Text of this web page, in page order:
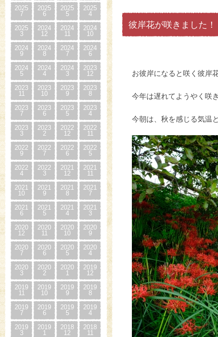
2025
7
2025
6
2025
5
2025
4
2025
3
2024
12
2024
11
2024
10
2024
9
2024
8
2024
7
2024
6
2024
5
2024
4
2024
3
2023
12
2023
11
2023
10
2023
9
2023
8
2023
7
2023
6
2023
5
2023
4
2023
3
2023
2
2022
12
2022
11
2022
9
2022
7
2022
6
2022
5
2022
4
2022
3
2021
12
2021
11
2021
10
2021
9
2021
8
2021
7
2021
6
2021
5
2021
4
2021
3
2020
12
2020
11
2020
10
2020
9
2020
7
2020
6
2020
5
2020
4
2020
3
2020
2
2020
1
2019
12
2019
11
2019
10
2019
9
2019
8
2019
7
2019
6
2019
5
2019
4
2019
3
2019
1
2018
12
2018
11
彼岸花が咲きました！
お彼岸になると咲く彼岸
今年は遅れてようやく咲
今朝は、秋を感じる気温